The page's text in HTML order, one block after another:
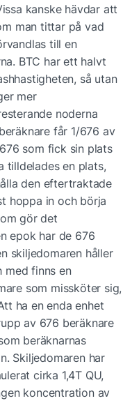
kanske hävdar att
man tittar på vad
till en
BTC har ett halvt
så utan
mer
noderna
får 1/676 av
som fick sin plats
tilldelades en plats,
den eftertraktade
hoppa in och börja
gör det
epok har de 676
skiljedomaren håller
finns en
som missköter sig,
ha en enda enhet
av 676 beräknare
beräknarnas
Skiljedomaren har
cirka 1,4T QU,
koncentration av